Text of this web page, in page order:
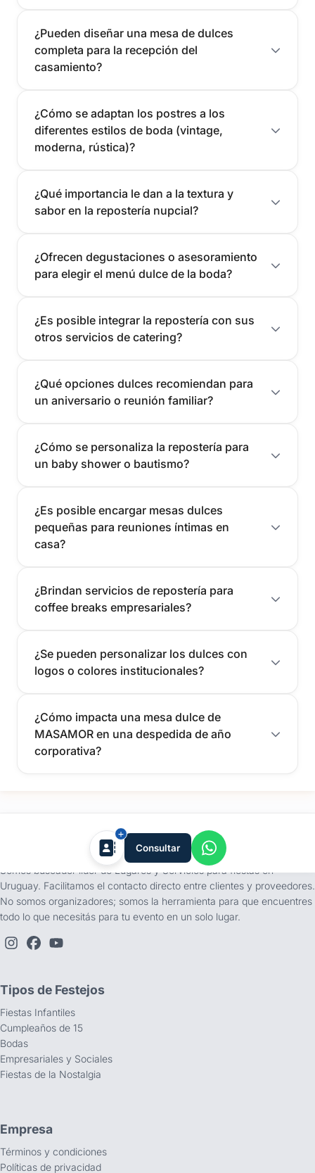
¿Pueden diseñar una mesa de dulces
completa para la recepción del
casamiento?
¿Cómo se adaptan los postres a los
diferentes estilos de boda (vintage,
moderna, rústica)?
¿Qué importancia le dan a la textura y
sabor en la repostería nupcial?
¿Ofrecen degustaciones o asesoramiento
para elegir el menú dulce de la boda?
¿Es posible integrar la repostería con sus
otros servicios de catering?
¿Qué opciones dulces recomiendan para
un aniversario o reunión familiar?
¿Cómo se personaliza la repostería para
un baby shower o bautismo?
¿Es posible encargar mesas dulces
pequeñas para reuniones íntimas en
casa?
¿Brindan servicios de repostería para
coffee breaks empresariales?
¿Se pueden personalizar los dulces con
logos o colores institucionales?
¿Cómo impacta una mesa dulce de
MASAMOR en una despedida de año
corporativa?
Consultar
tufiesta.com.uy
Somos buscador líder de Lugares y Servicios para fiestas en
Uruguay. Facilitamos el contacto directo entre clientes y proveedores.
No somos organizadores; somos la herramienta para que encuentres
todo lo que necesitás para tu evento en un solo lugar.
Tipos de Festejos
Fiestas Infantiles
Cumpleaños de 15
Bodas
Empresariales y Sociales
Fiestas de la Nostalgia
Empresa
Términos y condiciones
Políticas de privacidad